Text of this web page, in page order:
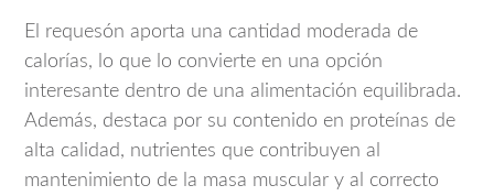
El requesón aporta una cantidad moderada de
calorías, lo que lo convierte en una opción
interesante dentro de una alimentación equilibrada.
Además, destaca por su contenido en proteínas de
alta calidad, nutrientes que contribuyen al
mantenimiento de la masa muscular y al correcto